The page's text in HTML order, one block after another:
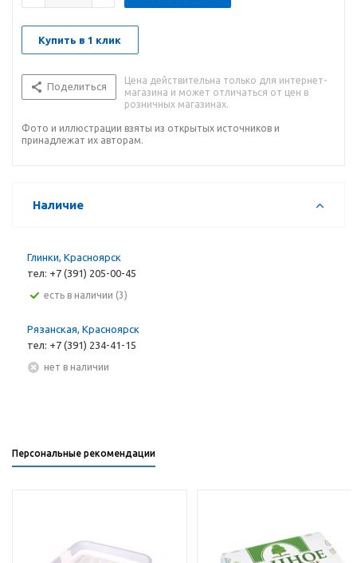
Купить в 1 клик
Поделиться
Цена действительна только для интернет-
магазина и может отличаться от цен в
розничных магазинах.
Фото и иллюстрации взяты из открытых источников и
принадлежат их авторам.
Наличие
Глинки, Красноярск
тел: +7 (391) 205-00-45
Есть в наличии (3)
Рязанская, Красноярск
тел: +7 (391) 234-41-15
Нет в наличии
Персональные рекомендации